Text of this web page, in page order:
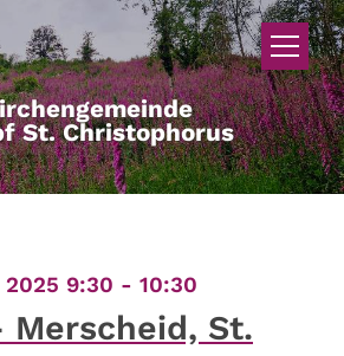
St. Christophorus
9:30 - 10:30
Merscheid, St.